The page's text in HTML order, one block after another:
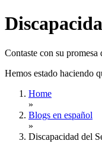
Contaste con su
Hemos estado haciendo
Home
»
Blogs en español
»
Discapacidad del